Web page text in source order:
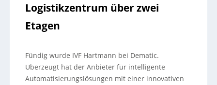
Logistikzentrum über zwei
Etagen
Fündig wurde IVF Hartmann bei Dematic.
Überzeugt hat der Anbieter für intelligente
Automatisierungslösungen mit einer innovativen